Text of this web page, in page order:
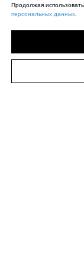
Продолжая
персональных данных